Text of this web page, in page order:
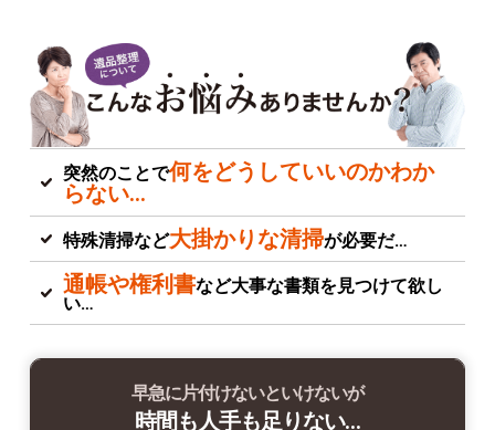
突然のことで何をどうしていいのかわか
らない…
特殊清掃など大掛かりな清掃が必要だ…
通帳や権利書など大事な書類を見つけて欲し
い…
早急に片付けないといけないが
時間も人手も足りない…